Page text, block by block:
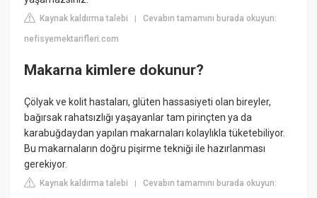
Kaynak kaldırma talebi |Cevabın tamamını burada okuyun:
nefisyemektarifleri.com
Makarna kimlere dokunur?
Çölyak ve kolit hastaları, glüten hassasiyeti olan bireyler,
bağırsak rahatsızlığı yaşayanlar tam pirinçten ya da
karabuğdaydan yapılan makarnaları kolaylıkla tüketebiliyor.
Bu makarnaların doğru pişirme tekniği ile hazırlanması
gerekiyor.
Kaynak kaldırma talebi |Cevabın tamamını burada okuyun: